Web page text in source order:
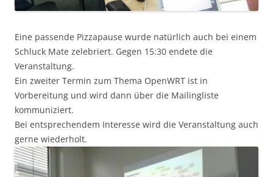
Eine passende Pizzapause wurde natürlich auch bei einem
Schluck Mate zelebriert. Gegen 15:30 endete die
Veranstaltung.
Ein zweiter Termin zum Thema OpenWRT ist in
Vorbereitung und wird dann über die Mailingliste
kommuniziert.
Bei entsprechendem Interesse wird die Veranstaltung auch
gerne wiederholt.